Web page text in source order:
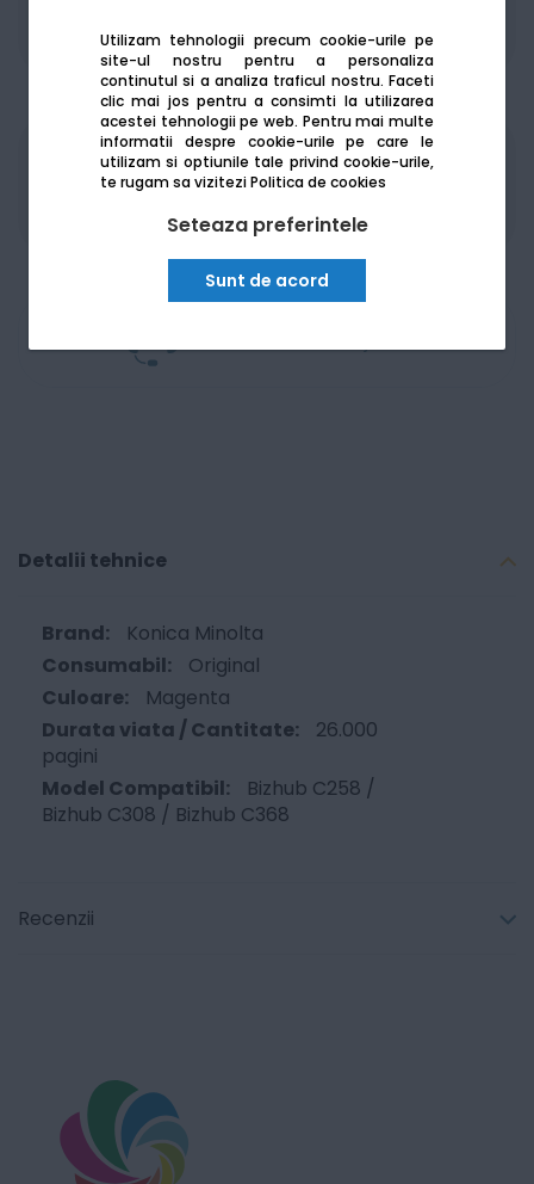
Utilizam tehnologii precum cookie-urile pe
site-ul nostru pentru a personaliza
continutul si a analiza traficul nostru. Faceti
clic mai jos pentru a consimti la utilizarea
acestei tehnologii pe web. Pentru mai multe
informatii despre cookie-urile pe care le
utilizam si optiunile tale privind cookie-urile,
te rugam sa viziteziPolitica de cookies
Seteaza preferintele
Sunt de acord
De la: 225.14Lei / lună Vezi detalii
Produsele sunt disponibile pe platforma de
achizitii publiceSEAP/SICAP
Detalii tehnice
Konica Minolta
Original
Magenta
26.000
pagini
Bizhub C258 /
Bizhub C308 / Bizhub C368
Recenzii